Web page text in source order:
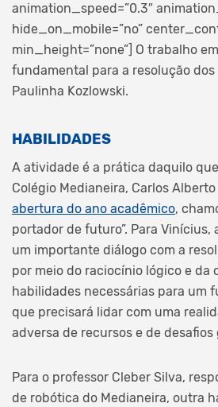
animation_speed=”0.3″
hide_on_mobile=”no”
min_height=”none”] O trabalho
fundamental para a resolução dos
Paulinha Kozlowski.
HABILIDADES
A atividade é a prática daquilo
Colégio Medianeira, Carlos
abertura do ano acadêmico,
portador de futuro”. Para
um importante diálogo com a
por meio do raciocínio lógico e da
habilidades necessárias para um
que precisará lidar com uma
adversa de recursos e de desafios
Para o professor Cleber Silva,
de robótica do Medianeira, outra